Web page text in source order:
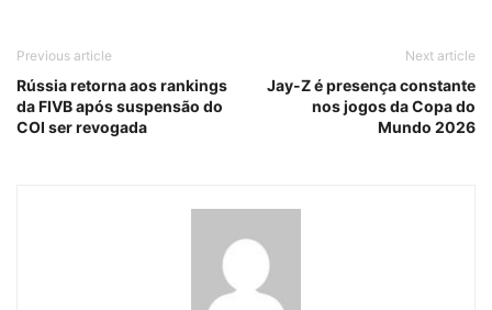
Previous article
Rússia retorna aos rankings
da FIVB após suspensão do
COI ser revogada
Next article
Jay-Z é presença constante
nos jogos da Copa do
Mundo 2026